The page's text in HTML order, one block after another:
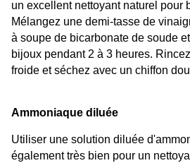
un excellent nettoyant naturel pour
Mélangez une demi-tasse de
à soupe de bicarbonate de soude
bijoux pendant 2 à 3 heures.
froide et séchez avec un chiffon
Ammoniaque diluée
Utiliser une solution diluée
également très bien pour un